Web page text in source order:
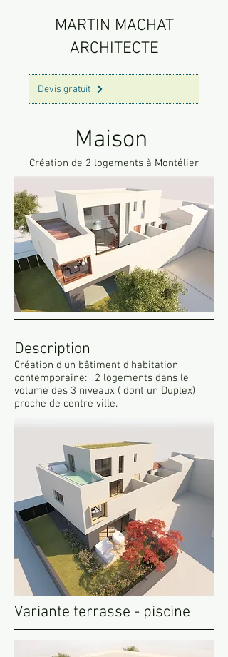
MARTIN MACHAT
ARCHITECTE
__Devis gratuit
Maison
Création de 2 logements à Montélier
Description
Création d'un bâtiment d'habitation
contemporaine:_ 2 logements dans le
volume des 3 niveaux ( dont un Duplex)
proche de centre ville.
Variante terrasse - piscine